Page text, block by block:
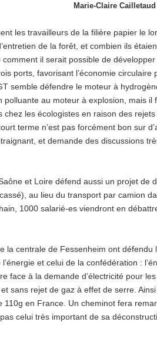
Marie-Claire
les travailleurs de la filière papier le
de la forêt, et combien ils
il serait possible de
ports, favorisant l’économie circulaire
semble défendre le moteur à
au moteur à explosion, mais il
chez les écologistes en raison des rejets
terme n’est pas forcément bon sur
et demande des discussions
et Loire défend aussi un projet de
au lieu du transport par camion
1000 salarié-es viendront en
la centrale de Fessenheim ont défendu
et celui de la confédération :
face à la demande d’électricité pour
sans rejet de gaz à effet de serre.
110g en France. Un cheminot fera
celui très important de sa